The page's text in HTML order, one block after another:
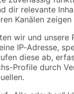
Antik' anthrazit
40 x 14 cm
99,82
5,59 € / Pack